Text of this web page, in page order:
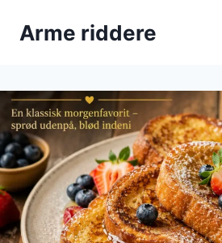
Arme riddere